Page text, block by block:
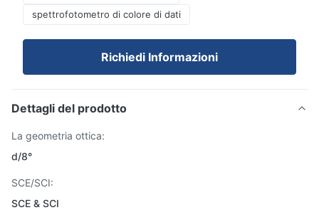
spettrofotometro di colore di dati
Richiedi Informazioni
Dettagli del prodotto
La geometria ottica:
d/8°
SCE/SCI:
SCE & SCI